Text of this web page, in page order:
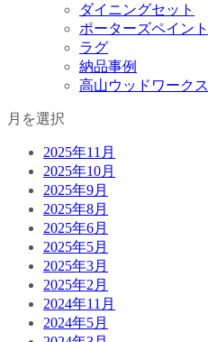
ダイニングセット
ポーターズペイント
ラグ
納品事例
高山ウッドワークス
月を選択
2025年11月
2025年10月
2025年9月
2025年8月
2025年6月
2025年5月
2025年3月
2025年2月
2024年11月
2024年5月